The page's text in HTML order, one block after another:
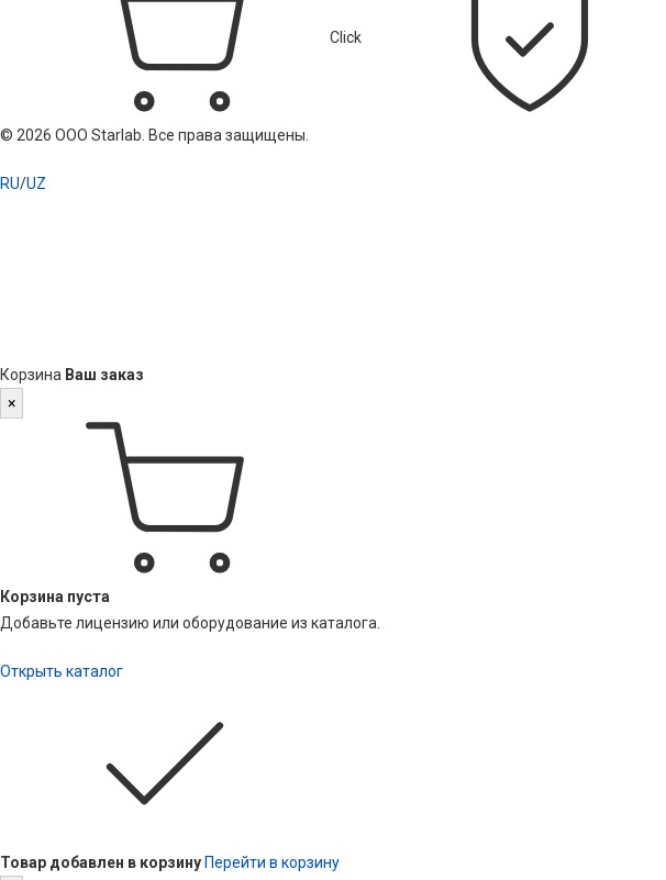
Click
© 2026 ООО Starlab. Все права защищены.
RU/UZ
Корзина Ваш заказ
×
Корзина пуста
Добавьте лицензию или оборудование из каталога.
Открыть каталог
Товар добавлен в корзинуПерейти в корзину